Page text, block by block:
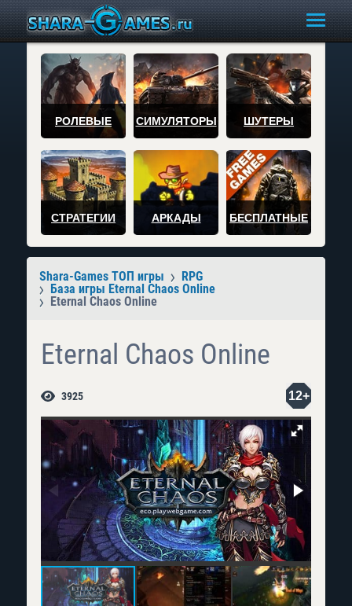
РОЛЕВЫЕ СИМУЛЯТОРЫ ШУТЕРЫ
СТРАТЕГИИ АРКАДЫ БЕСПЛАТНЫЕ
Shara-Games ТОП игры
RPG
База игры Eternal Chaos Online
Eternal Chaos Online
Eternal Chaos Online
3925 12+